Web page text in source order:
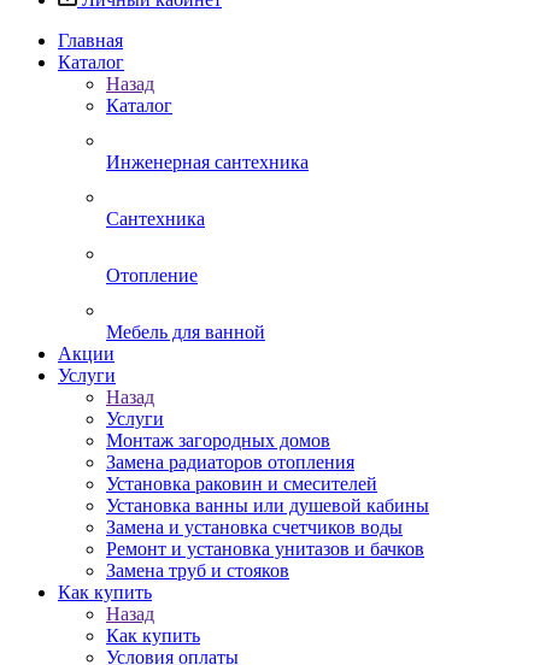
Главная
Каталог
Назад
Каталог
Инженерная сантехника
Сантехника
Отопление
Мебель для ванной
Акции
Услуги
Назад
Услуги
Монтаж загородных домов
Замена радиаторов отопления
Установка раковин и смесителей
Установка ванны или душевой кабины
Замена и установка счетчиков воды
Ремонт и установка унитазов и бачков
Замена труб и стояков
Как купить
Назад
Как купить
Условия оплаты